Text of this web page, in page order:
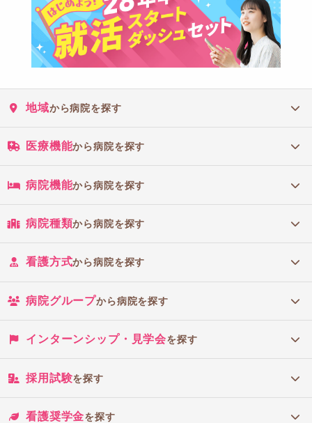
地域から病院を探す
医療機能から病院を探す
病院機能から病院を探す
病院種類から病院を探す
看護方式から病院を探す
病院グループから病院を探す
インターンシップ・見学会を探す
採用試験を探す
看護奨学金を探す